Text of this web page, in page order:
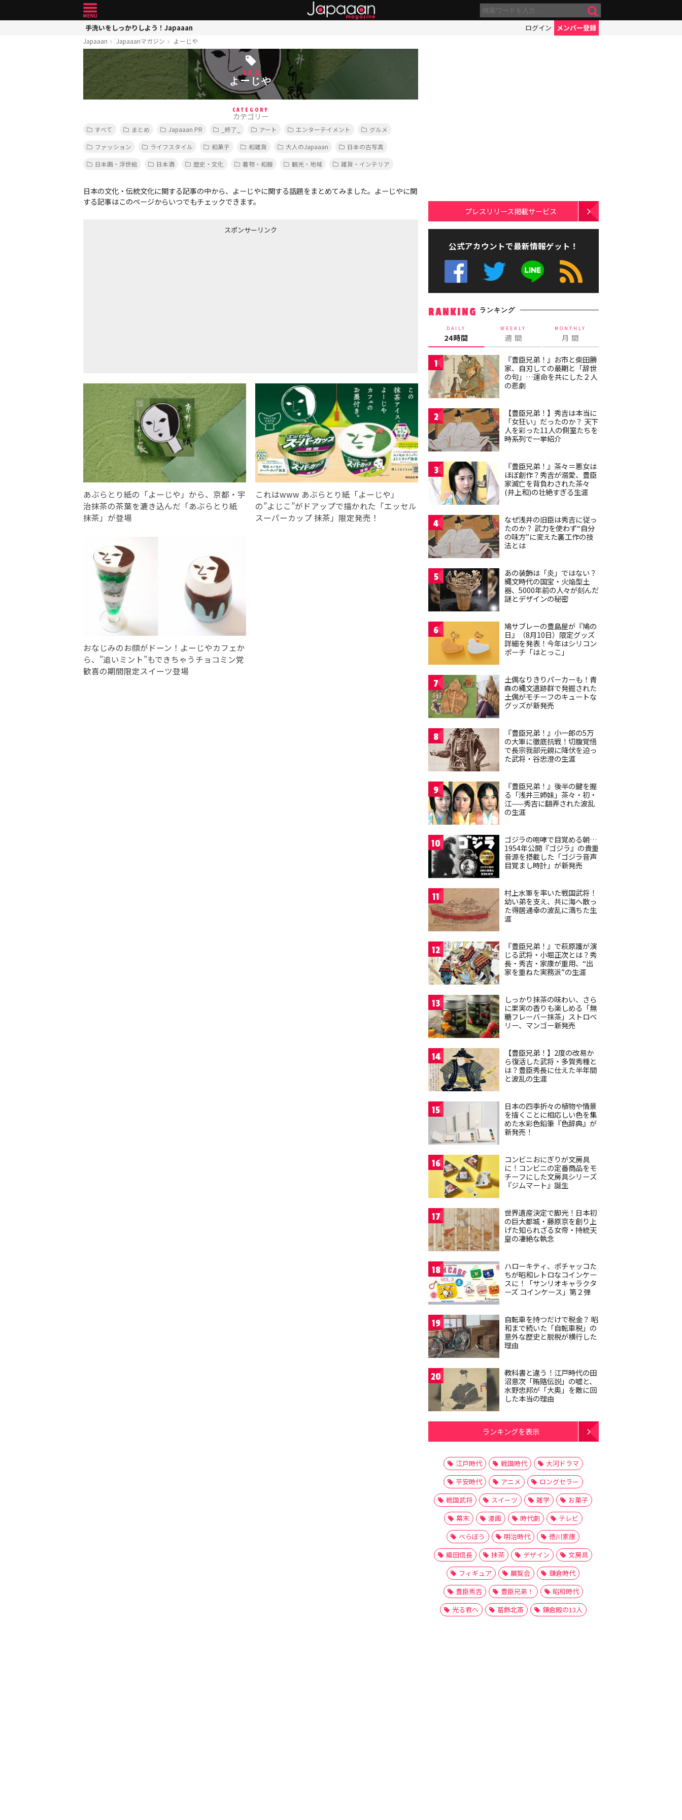
手洗いをしっかりしよう！Japaaan ログイン メンバー登録
Japaaan Japaaanマガジン よーじや
TAG
よーじや
CATEGORY
カテゴリー
すべて まとめ Japaaan PR _終了_ アート エンターテイメント
グルメ
ファッション
ライフスタイル 和菓子 和雑貨 大人のJapaaan
日本の古写真
日本画・浮世絵
日本酒 歴史・文化 着物・和服 観光・地域 雑貨・インテリア
日本の文化・伝統文化に関する記事の中から、よーじやに関する話題をまとめてみました。よーじやに関
する記事はこのページからいつでもチェックできます。
スポンサーリンク
あぶらとり紙の「よーじや」から、京都・宇
治抹茶の茶葉を漉き込んだ「あぶらとり紙
抹茶」が登場
これはwww あぶらとり紙「よーじや」
の”よじこ”がドアップで描かれた「エッセル
スーパーカップ 抹茶」限定発売！
おなじみのお顔がドーン！よーじやカフェか
ら、”追いミント”もできちゃうチョコミン党
歓喜の期間限定スイーツ登場
プレスリリース掲載サービス
公式アカウントで最新情報ゲット！
RANKING ランキング
DAILY
24時間
WEEKLY
週 間
MONTHLY
月 間
1
『豊臣兄弟！』お市と柴田勝
家、自刃しての最期と「辞世
の句」…運命を共にした２人
の悲劇
2
【豊臣兄弟！】秀吉は本当に
「女狂い」だったのか？ 天下
人を彩った11人の側室たちを
時系列で一挙紹介
3
『豊臣兄弟！』茶々＝悪女は
ほぼ創作？秀吉が溺愛、豊臣
家滅亡を背負わされた茶々
(井上和)の壮絶すぎる生涯
4
なぜ浅井の旧臣は秀吉に従っ
たのか？ 武力を使わず“自分
の味方”に変えた裏工作の技
法とは
5
あの装飾は「炎」ではない？
縄文時代の国宝・火焔型土
器、5000年前の人々が刻んだ
謎とデザインの秘密
6
鳩サブレーの豊島屋が『鳩の
日』（8月10日）限定グッズ
詳細を発表！今年はシリコン
ポーチ「はとっこ」
7
土偶なりきりパーカーも！青
森の縄文遺跡群で発掘された
土偶がモチーフのキュートな
グッズが新発売
8
『豊臣兄弟！』小一郎の5万
の大軍に徹底抗戦！切腹覚悟
で長宗我部元親に降伏を迫っ
た武将・谷忠澄の生涯
9
『豊臣兄弟！』後半の鍵を握
る「浅井三姉妹」茶々・初・
江——秀吉に翻弄された波乱
の生涯
10
ゴジラの咆哮で目覚める朝…
1954年公開『ゴジラ』の貴重
音源を搭載した「ゴジラ音声
目覚まし時計」が新発売
11
村上水軍を率いた戦国武将！
幼い弟を支え、共に海へ散っ
た得居通幸の波乱に満ちた生
涯
12
『豊臣兄弟！』で萩原護が演
じる武将・小堀正次とは？秀
長・秀吉・家康が重用、“出
家を重ねた実務派”の生涯
13
しっかり抹茶の味わい、さら
に果実の香りも楽しめる「無
糖フレーバー抹茶」ストロベ
リー、マンゴー新発売
14
【豊臣兄弟！】2度の改易か
ら復活した武将・多賀秀種と
は？豊臣秀長に仕えた半年間
と波乱の生涯
15
日本の四季折々の植物や情景
を描くことに相応しい色を集
めた水彩色鉛筆『色辞典』が
新発売！
16
コンビニおにぎりが文房具
に！コンビニの定番商品をモ
チーフにした文房具シリーズ
『ジムマート』誕生
17
世界遺産決定で脚光！日本初
の巨大都城・藤原京を創り上
げた知られざる女帝・持統天
皇の凄絶な執念
18
ハローキティ、ポチャッコた
ちが昭和レトロなコインケー
スに！「サンリオキャラクタ
ーズ コインケース」第２弾
19
自転車を持つだけで税金？ 昭
和まで続いた「自転車税」の
意外な歴史と脱税が横行した
理由
20
教科書と違う！江戸時代の田
沼意次「賄賂伝説」の嘘と、
水野忠邦が「大奥」を敵に回
した本当の理由
ランキングを表示
江戸時代 戦国時代
大河ドラマ
平安時代
アニメ
ロングセラー
戦国武将
スイーツ 雑学
お菓子
幕末
漫画 時代劇
テレビ
べらぼう
明治時代
徳川家康
織田信長
抹茶 デザイン
文房具
フィギュア
展覧会
鎌倉時代
豊臣秀吉
豊臣兄弟！
昭和時代
光る君へ
葛飾北斎 鎌倉殿の13人